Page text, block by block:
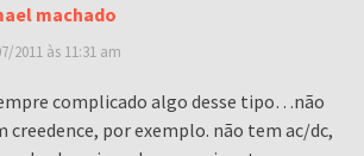
machado
2011 às 11:31 am
complicado algo desse tipo…não
creedence, por exemplo. não tem ac/dc,